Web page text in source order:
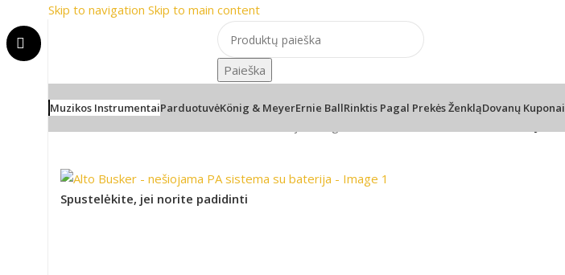
Skip to navigation Skip to main content
📞 Konsultacija telefonu
Paieška
Muzikos InstrumentaiParduotuvėKönig & MeyerErnie BallRinktis Pagal Prekės ŽenkląDovanų Kuponai
Spustelėkite, jei norite padidinti